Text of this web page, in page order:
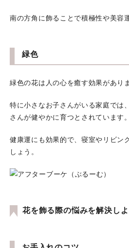
南の方角に飾ることで積極性や美容
緑色
緑色の花は人の心を癒す効果があり
特に小さなお子さんがいる家庭では
さんが健やかに育つとされています。
健康運にも効果的で、寝室やリビン
しょう。
花を飾る際の悩みを解決しよ